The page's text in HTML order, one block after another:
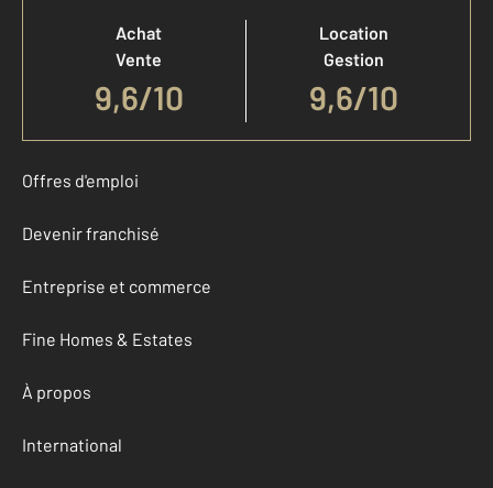
Achat
Vente
9,6/10
Location
Gestion
9,6/10
Offres d'emploi
Devenir franchisé
Entreprise et commerce
Fine Homes & Estates
À propos
International